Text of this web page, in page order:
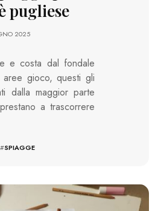
pugliese
2025
e costa dal fondale
gioco, questi gli
dalla maggior parte
a trascorrere
#SPIAGGE